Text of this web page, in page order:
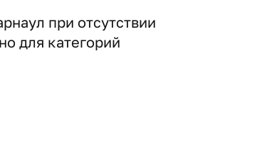
при отсутствии
для категорий